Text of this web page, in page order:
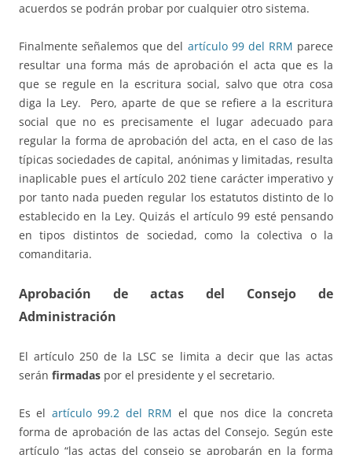
acuerdos se podrán probar por cualquier otro sistema.
Finalmente señalemos que del artículo 99 del RRM parece
resultar una forma más de aprobación el acta que es la
que se regule en la escritura social, salvo que otra cosa
diga la Ley. Pero, aparte de que se refiere a la escritura
social que no es precisamente el lugar adecuado para
regular la forma de aprobación del acta, en el caso de las
típicas sociedades de capital, anónimas y limitadas, resulta
inaplicable pues el artículo 202 tiene carácter imperativo y
por tanto nada pueden regular los estatutos distinto de lo
establecido en la Ley. Quizás el artículo 99 esté pensando
en tipos distintos de sociedad, como la colectiva o la
comanditaria.
Aprobación de actas del Consejo de
Administración
El artículo 250 de la LSC se limita a decir que las actas
serán firmadas por el presidente y el secretario.
Es el artículo 99.2 del RRM el que nos dice la concreta
forma de aprobación de las actas del Consejo. Según este
artículo “las actas del consejo se aprobarán en la forma